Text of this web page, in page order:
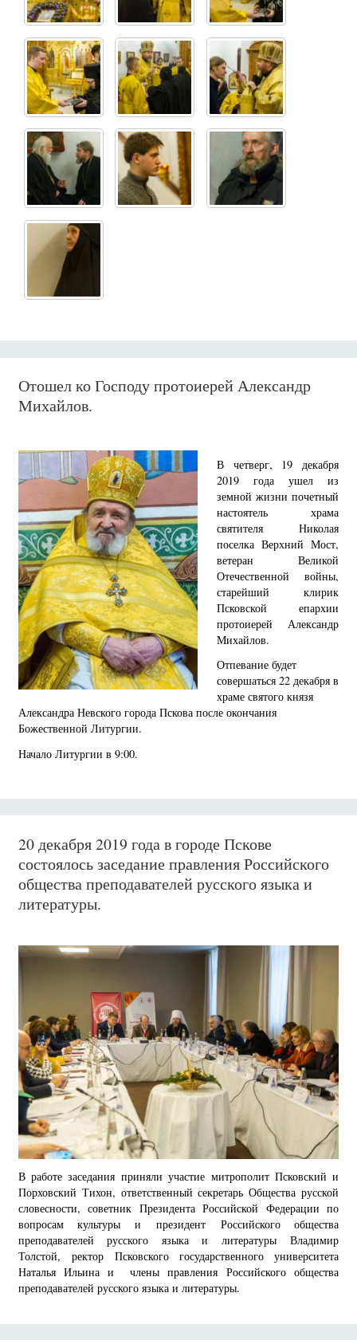
Отошел ко Господу протоиерей Александр
Михайлов.
В четверг, 19 декабря
2019 года ушел из
земной жизни почетный
настоятель храма
святителя Николая
поселка Верхний Мост,
ветеран Великой
Отечественной войны,
старейший клирик
Псковской епархии
протоиерей Александр
Михайлов.
Отпевание будет
совершаться 22 декабря в
храме святого князя
Александра Невского города Пскова после окончания
Божественной Литургии.
Начало Литургии в 9:00.
20 декабря 2019 года в городе Пскове
состоялось заседание правления Российского
общества преподавателей русского языка и
литературы.
В работе заседания приняли участие митрополит Псковский и
Порховский Тихон, ответственный секретарь Общества русской
словесности, советник Президента Российской Федерации по
вопросам культуры и президент Российского общества
преподавателей русского языка и литературы Владимир
Толстой, ректор Псковского государственного университета
Наталья Ильина и члены правления Российского общества
преподавателей русского языка и литературы.